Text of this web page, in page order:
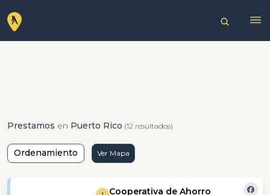
Prestamos en Puerto Rico (12 resultados)
Ordenamiento Ver Mapa
Cooperativa de Ahorro